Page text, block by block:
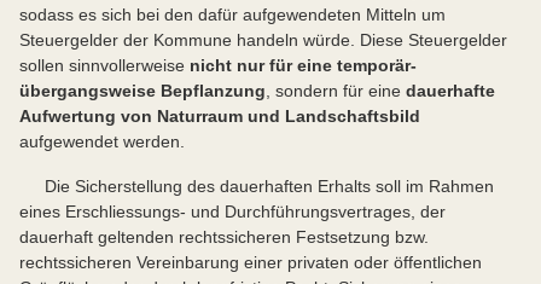
sodass es sich bei den dafür aufgewendeten Mitteln um
Steuergelder der Kommune handeln würde. Diese Steuergelder
sollen sinnvollerweise nicht nur für eine temporär-
übergangsweise Bepflanzung , sondern für eine dauerhafte
Aufwertung von Naturraum und Landschaftsbild
aufgewendet werden.
Die Sicherstellung des dauerhaften Erhalts soll im Rahmen
eines Erschliessungs- und Durchführungsvertrages, der
dauerhaft geltenden rechtssicheren Festsetzung bzw.
rechtssicheren Vereinbarung einer privaten oder öffentlichen